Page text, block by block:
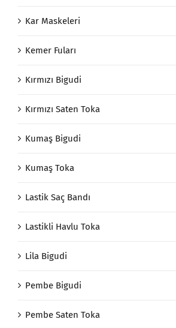
Kar Maskeleri
Kemer Fuları
Kırmızı Bigudi
Kırmızı Saten Toka
Kumaş Bigudi
Kumaş Toka
Lastik Saç Bandı
Lastikli Havlu Toka
Lila Bigudi
Pembe Bigudi
Pembe Saten Toka